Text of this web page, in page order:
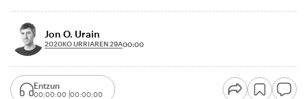
Jon O. Urain
2020KO URRIAREN 29A00:00
Entzun
00:00:00 00:00:00